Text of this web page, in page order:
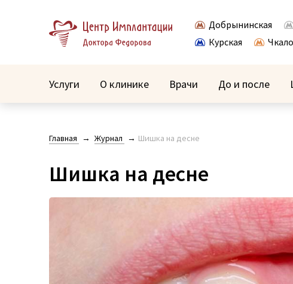
Добрынинская
Курская
Услуги О клинике Врачи До и после
Главная Журнал Шишка на десне
Шишка на десне